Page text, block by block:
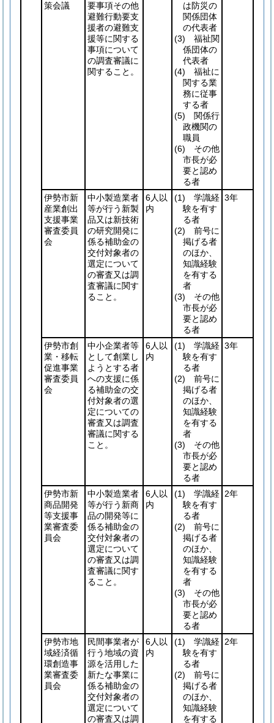
策会議
要事項その他
避難行動要支
援者の避難支
援等に関する
事項について
の調査審議に
関すること。
は防災の
関係団体
の代表者
(3) 福祉関
係団体の
代表者
(4) 福祉に
関する業
務に従事
する者
(5) 関係行
政機関の
職員
(6) その他
市長が必
要と認め
る者
伊勢市新
産業創出
支援事業
審査委員
会
中小製造業者
等が行う新製
品又は新技術
の研究開発に
係る補助金の
交付対象者の
選定について
の審査又は調
査審議に関す
ること。
6人以
内
(1) 学識経
験を有す
る者
(2) 前号に
掲げる者
のほか、
知識経験
を有する
者
(3) その他
市長が必
要と認め
る者
3年
伊勢市創
業・移転
促進事業
審査委員
会
中小企業者等
として創業し
ようとする者
への支援に係
る補助金の交
付対象者の選
定についての
審査又は調査
審議に関する
こと。
6人以
内
(1) 学識経
験を有す
る者
(2) 前号に
掲げる者
のほか、
知識経験
を有する
者
(3) その他
市長が必
要と認め
る者
3年
伊勢市新
商品開発
等支援事
業審査委
員会
中小製造業者
等が行う新商
品の開発等に
係る補助金の
交付対象者の
選定について
の審査又は調
査審議に関す
ること。
6人以
内
(1) 学識経
験を有す
る者
(2) 前号に
掲げる者
のほか、
知識経験
を有する
者
(3) その他
市長が必
要と認め
る者
2年
伊勢市地
域経済循
環創造事
業審査委
員会
民間事業者が
行う地域の資
源を活用した
新たな事業に
係る補助金の
交付対象者の
選定について
の審査又は調
6人以
内
(1) 学識経
験を有す
る者
(2) 前号に
掲げる者
のほか、
知識経験
を有する
2年